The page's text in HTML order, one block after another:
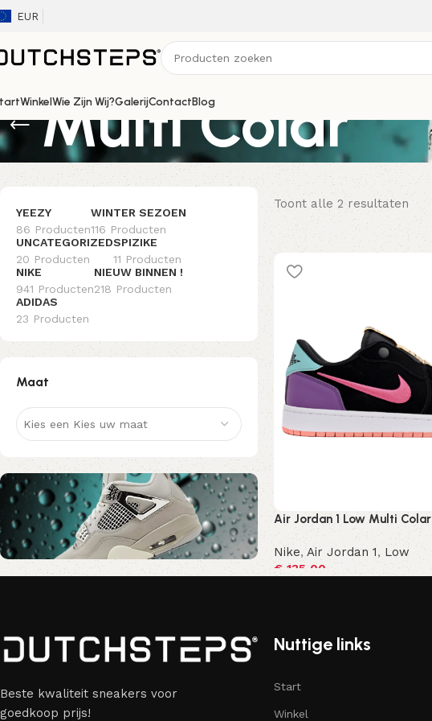
EUR
WinkelWie Zijn Wij?GalerijContactBlog
Multi Colar
YEEZY
86 Producten
WINTER SEZOEN
116 Producten
UNCATEGORIZED
20 Producten
SPIZIKE
11 Producten
NIKE
941 Producten
NIEUW BINNEN !
218 Producten
ADIDAS
23 Producten
Maat
Kies een Kies uw maat
Toont alle 2 resultaten
Air Jordan 1 Low Multi Colar
Nike,Air Jordan 1, Low
€135,00
Beste kwaliteit sneakers voor
goedkoop prijs!
Nuttige links
Start
Winkel